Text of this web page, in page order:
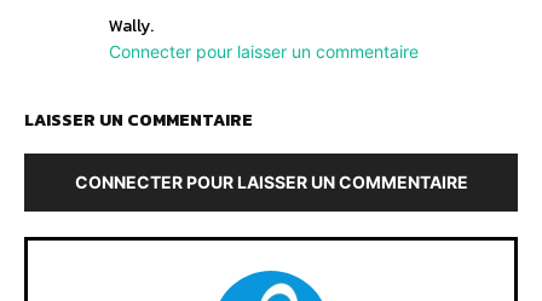
Wally.
Connecter pour laisser un commentaire
LAISSER UN COMMENTAIRE
CONNECTER POUR LAISSER UN COMMENTAIRE